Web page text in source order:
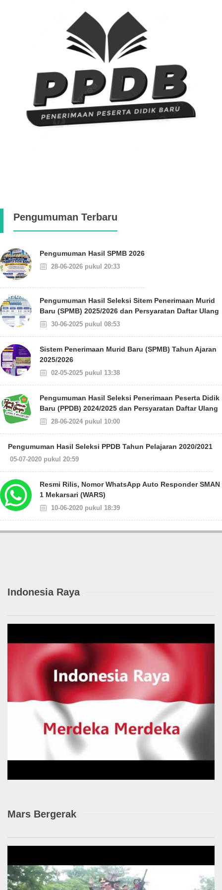
Pengumuman Terbaru
Pengumuman Hasil SPMB 2026
28-06-2026 pukul 20:33
Pengumuman Hasil Seleksi Sitem Penerimaan Murid
Baru (SPMB) 2025/2026 dan Persyaratan Daftar Ulang
30-06-2025 pukul 08:53
Sistem Penerimaan Murid Baru (SPMB) Tahun Ajaran
2025/2026
02-05-2025 pukul 13:38
Pengumuman Hasil Seleksi Penerimaan Peserta Didik
Baru (PPDB) 2024/2025 dan Persyaratan Daftar Ulang
28-06-2024 pukul 10:00
Pengumuman Hasil Seleksi PPDB Tahun Pelajaran 2020/2021
05-07-2020 pukul 20:59
Resmi Rilis, Nomor WhatsApp Auto Responder SMAN
1 Mekarsari (WARS)
10-06-2020 pukul 18:39
Indonesia Raya
Mars Bergerak